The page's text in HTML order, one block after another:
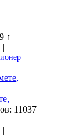
↑
|
11037
|